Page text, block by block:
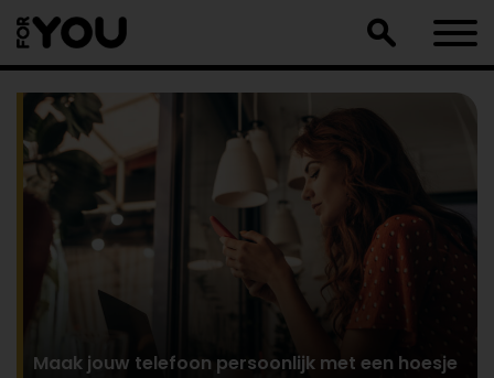
naar
artikel
Maak jouw telefoon persoonlijk met een hoesje